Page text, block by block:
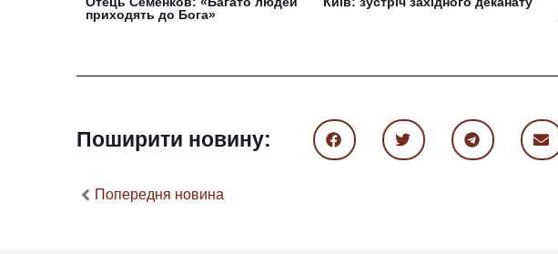
приходять до Бога»
Поширити новину:
Попередня новина